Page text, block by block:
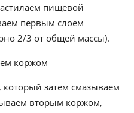
пищевой
первым слоем
2/3 от общей массы).
затем смазываем
вторым коржом,